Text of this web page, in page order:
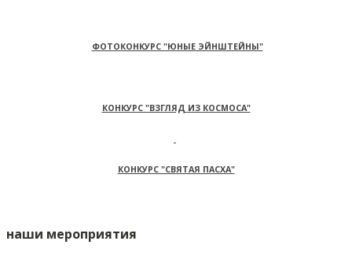
ФОТОКОНКУРС "ЮНЫЕ ЭЙНШТЕЙНЫ"
КОНКУРС "ВЗГЛЯД ИЗ КОСМОСА"
КОНКУРС "СВЯТАЯ ПАСХА"
наши мероприятия